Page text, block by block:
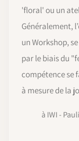
'floral' ou un
Généralement,
un Workshop,
par le biais du
compétence se
à mesure de la
à IWI -